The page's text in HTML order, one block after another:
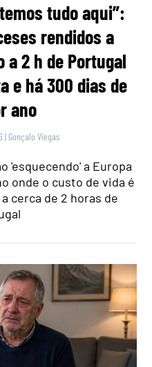
tudo aqui”:
rendidos a
2 h de Portugal
e há 300 dias de
ano
| Gonçalo Viegas
'esquecendo' a Europa
onde o custo de vida é
cerca de 2 horas de